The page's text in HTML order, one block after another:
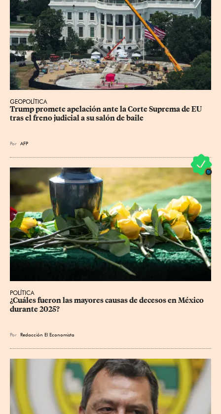
GEOPOLÍTICA
Trump promete apelación ante la Corte Suprema de EU
tras el freno judicial a su salón de baile
Por AFP
POLÍTICA
¿Cuáles fueron las mayores causas de decesos en México
durante 2025?
Por Redacción El Economista